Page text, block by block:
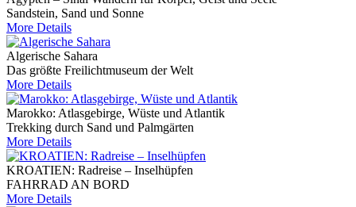
Sandstein, Sand und Sonne
More Details
Algerische Sahara
Das größte Freilichtmuseum der Welt
More Details
Marokko: Atlasgebirge, Wüste und Atlantik
Trekking durch Sand und Palmgärten
More Details
KROATIEN: Radreise – Inselhüpfen
FAHRRAD AN BORD
More Details